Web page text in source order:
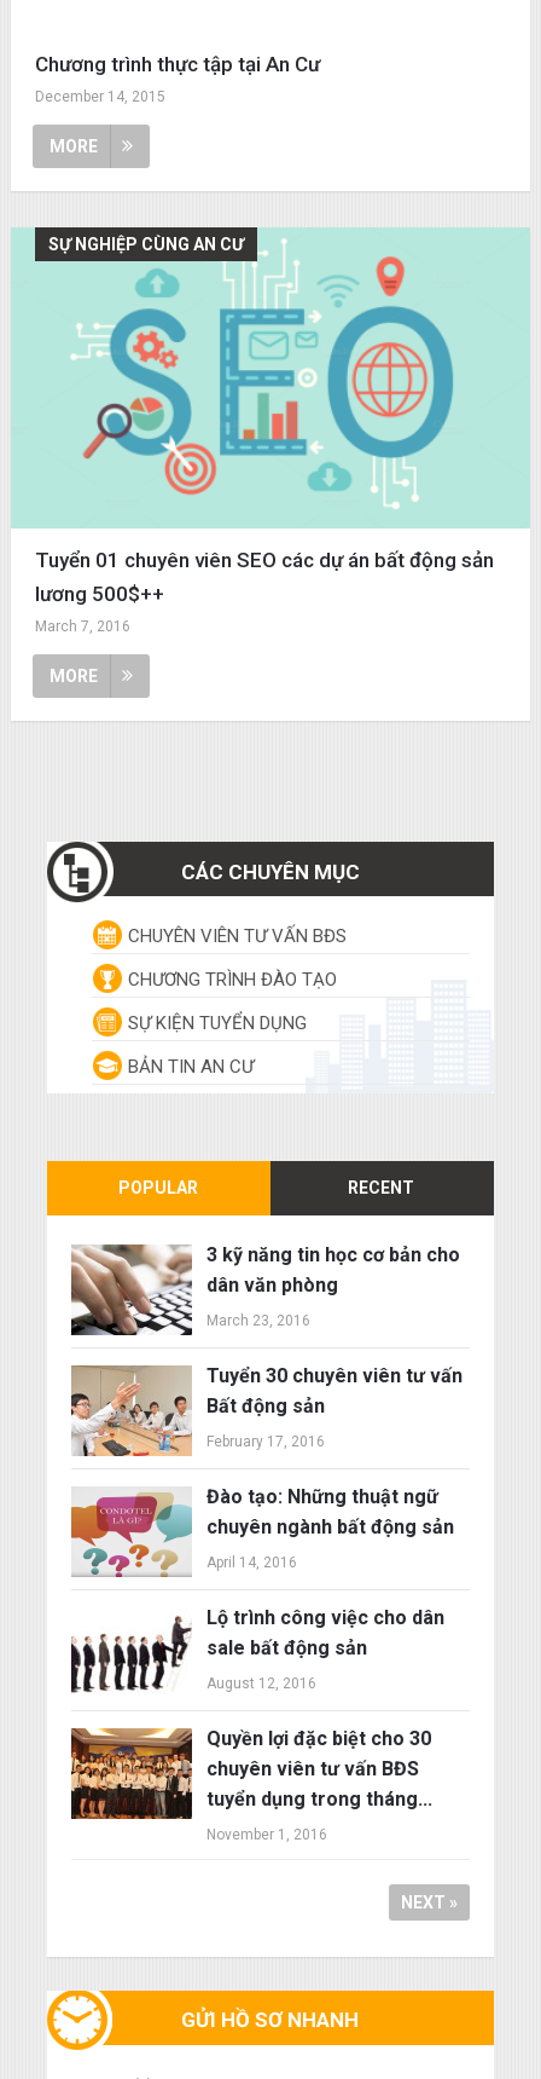
Chương trình thực tập tại An Cư
December 14, 2015
MORE
SỰ NGHIỆP CÙNG AN CƯ
Tuyển 01 chuyên viên SEO các dự án bất động sản
lương 500$++
March 7, 2016
MORE
CÁC CHUYÊN MỤC
CHUYÊN VIÊN TƯ VẤN BĐS
CHƯƠNG TRÌNH ĐÀO TẠO
SỰ KIỆN TUYỂN DỤNG
BẢN TIN AN CƯ
POPULAR RECENT
3 kỹ năng tin học cơ bản cho
dân văn phòng
March 23, 2016
Tuyển 30 chuyên viên tư vấn
Bất động sản
February 17, 2016
Đào tạo: Những thuật ngữ
chuyên ngành bất động sản
April 14, 2016
Lộ trình công việc cho dân
sale bất động sản
August 12, 2016
Quyền lợi đặc biệt cho 30
chuyên viên tư vấn BĐS
tuyển dụng trong tháng...
NEXT »
GỬI HỒ SƠ NHANH